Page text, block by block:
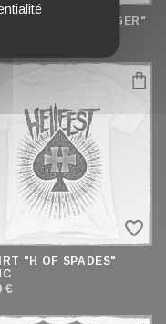
"HELLBANGER"
favorite_border
"H OF SPADES"
€